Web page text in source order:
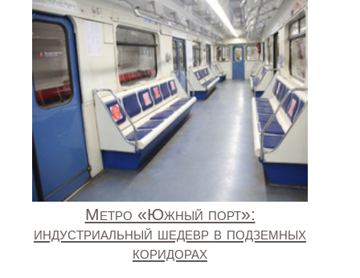
Метро «Южный порт»:
индустриальный шедевр в подземных
коридорах